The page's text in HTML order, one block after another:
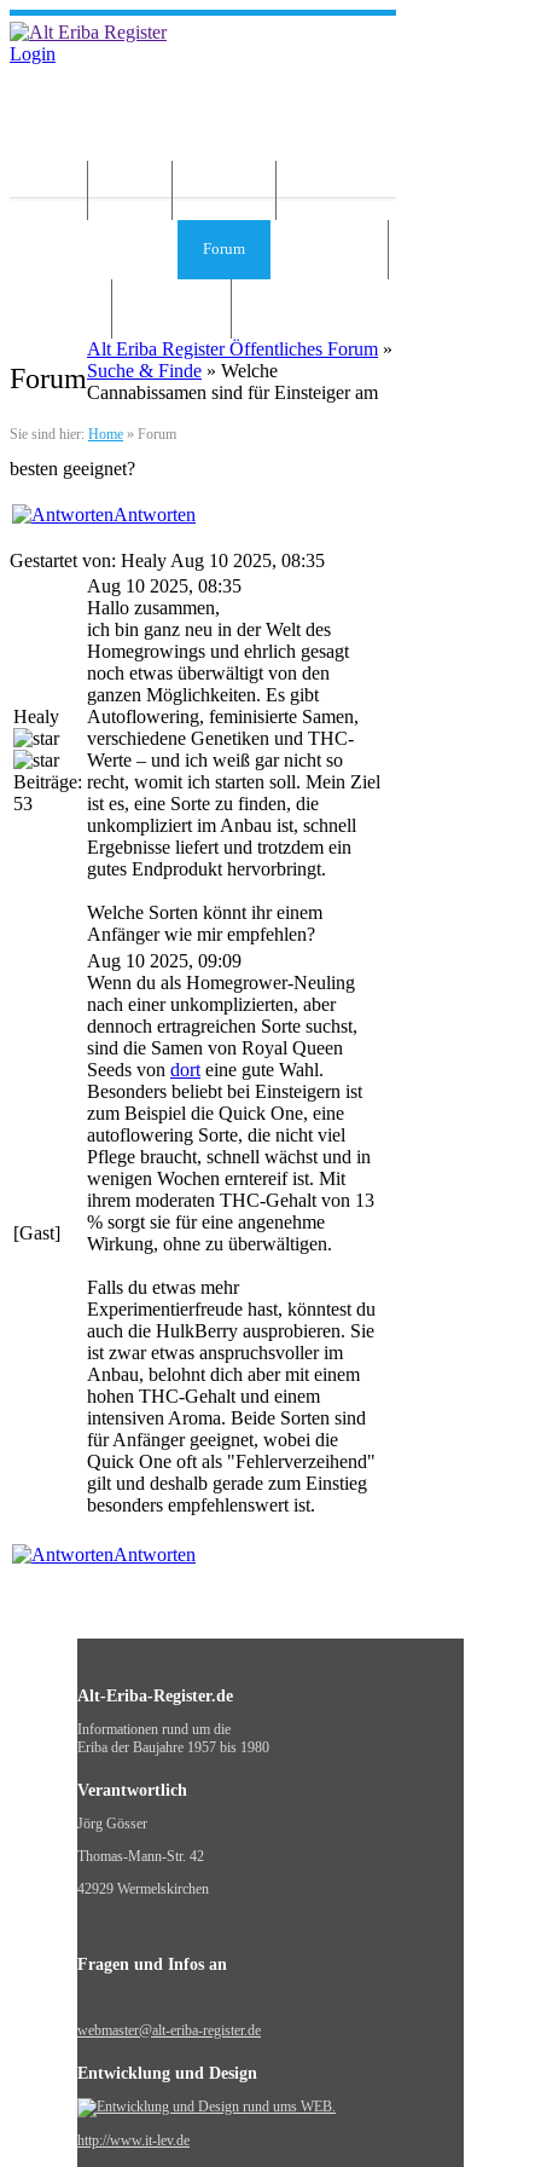
Login
Forum
Forum
Sie sind hier: Home » Forum
Alt Eriba Register Öffentliches Forum »
Suche & Finde » Welche
Cannabissamen sind für Einsteiger am
besten geeignet?
Antworten
Gestartet von: Healy Aug 10 2025, 08:35
Healy
Beiträge:
53
Aug 10 2025, 08:35
Hallo zusammen,
ich bin ganz neu in der Welt des
Homegrowings und ehrlich gesagt
noch etwas überwältigt von den
ganzen Möglichkeiten. Es gibt
Autoflowering, feminisierte Samen,
verschiedene Genetiken und THC-
Werte – und ich weiß gar nicht so
recht, womit ich starten soll. Mein Ziel
ist es, eine Sorte zu finden, die
unkompliziert im Anbau ist, schnell
Ergebnisse liefert und trotzdem ein
gutes Endprodukt hervorbringt.
Welche Sorten könnt ihr einem
Anfänger wie mir empfehlen?
[Gast]
Aug 10 2025, 09:09
Wenn du als Homegrower-Neuling
nach einer unkomplizierten, aber
dennoch ertragreichen Sorte suchst,
sind die Samen von Royal Queen
Seeds von dort eine gute Wahl.
Besonders beliebt bei Einsteigern ist
zum Beispiel die Quick One, eine
autoflowering Sorte, die nicht viel
Pflege braucht, schnell wächst und in
wenigen Wochen erntereif ist. Mit
ihrem moderaten THC-Gehalt von 13
% sorgt sie für eine angenehme
Wirkung, ohne zu überwältigen.
Falls du etwas mehr
Experimentierfreude hast, könntest du
auch die HulkBerry ausprobieren. Sie
ist zwar etwas anspruchsvoller im
Anbau, belohnt dich aber mit einem
hohen THC-Gehalt und einem
intensiven Aroma. Beide Sorten sind
für Anfänger geeignet, wobei die
Quick One oft als "Fehlerverzeihend"
gilt und deshalb gerade zum Einstieg
besonders empfehlenswert ist.
Antworten
Alt-Eriba-Register.de
Informationen rund um die
Eriba der Baujahre 1957 bis 1980
Verantwortlich
Jörg Gösser
Thomas-Mann-Str. 42
42929 Wermelskirchen
Fragen und Infos an
webmaster@alt-eriba-register.de
Entwicklung und Design
http://www.it-lev.de